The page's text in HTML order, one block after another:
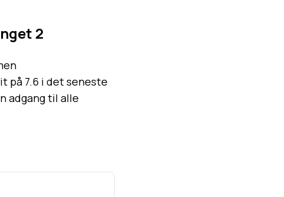
2
på 7.6 i det seneste
adgang til alle